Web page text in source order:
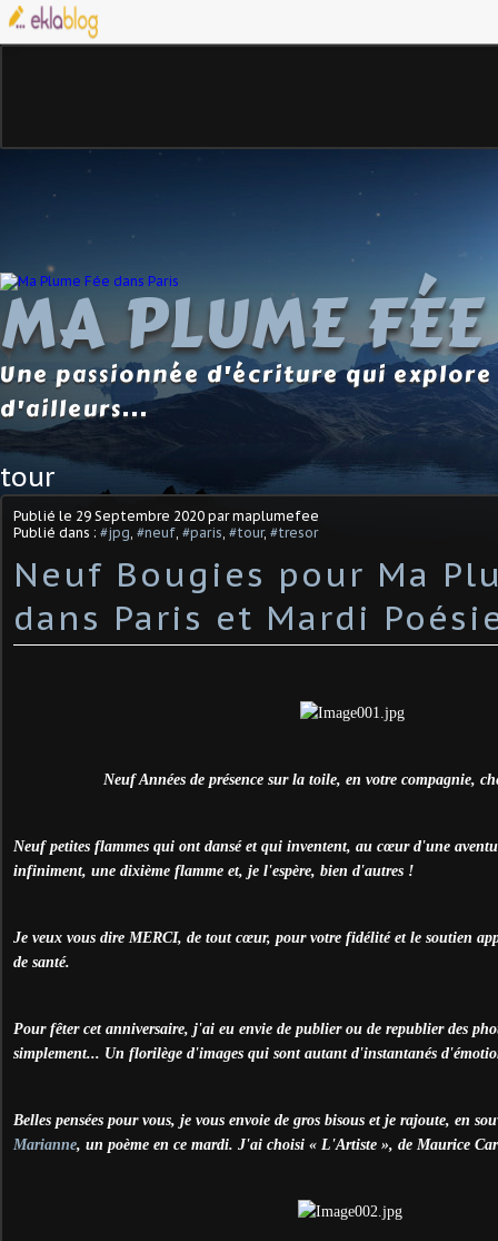
MA PLUME
Une passionnée d'écriture qui
d'ailleurs...
tour
Publié le 29 Septembre 2020 par maplumefee
Publié dans : #jpg #neuf #paris #tour, #tresor
Neuf Bougies pour Ma
dans Paris et Mardi
Neuf Années de présence sur la toile, en votre compagnie,
Neuf petites flammes qui ont dansé et qui inventent, au cœur d'une
infiniment, une dixième flamme et, je l'espère, bien d'autres !
Je veux vous dire MERCI, de tout cœur, pour votre fidélité et le soutien
de santé.
Pour fêter cet anniversaire, j'ai eu envie de publier ou de republier des
simplement... Un florilège d'images qui sont autant d'instantanés
Belles pensées pour vous, je vous envoie de gros bisous et je rajoute, en
Marianne, un poème en ce mardi. J'ai choisi « L'Artiste », de Maurice